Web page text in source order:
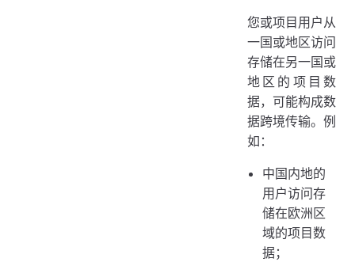
您或项目用户从
一国或地区访问
存储在另一国或
地区的项目数
据，可能构成数
据跨境传输。例
如：
中国内地的
用户访问存
储在欧洲区
域的项目数
据；